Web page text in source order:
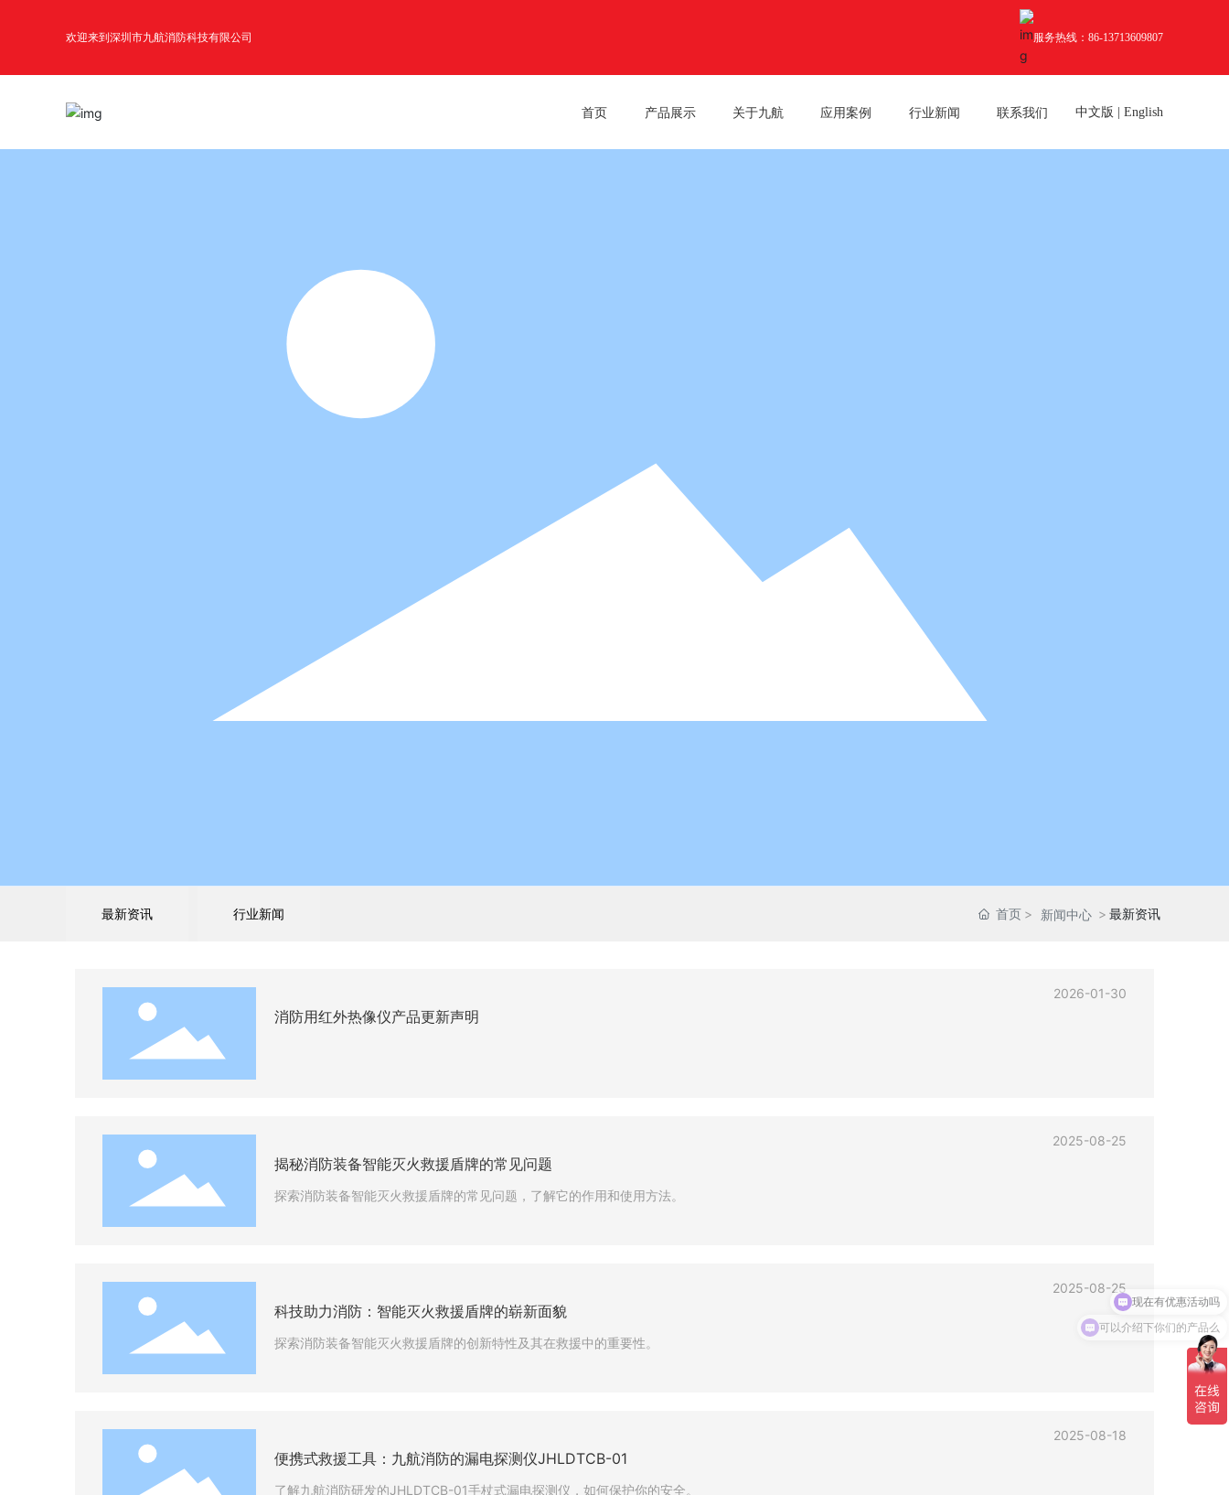
欢迎来到深圳市九航消防科技有限公司 服务热线：86-13713609807
首页 产品展示 关于九航 应用案例 行业新闻 联系我们 中文版 | English
最新资讯 行业新闻 首页 新闻中心 最新资讯
2026-01-30
消防用红外热像仪产品更新声明
2025-08-25
揭秘消防装备智能灭火救援盾牌的常见问题
探索消防装备智能灭火救援盾牌的常见问题，了解它的作用和使用方法。
2025-08-25
科技助力消防：智能灭火救援盾牌的崭新面貌
探索消防装备智能灭火救援盾牌的创新特性及其在救援中的重要性。
2025-08-18
便携式救援工具：九航消防的漏电探测仪JHLDTCB-01
了解九航消防研发的JHLDTCB-01手杖式漏电探测仪，如何保护你的安全。